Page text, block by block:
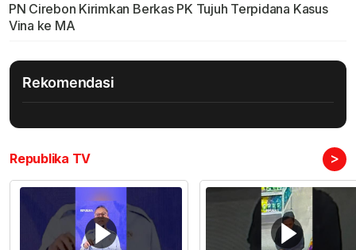
PN Cirebon Kirimkan Berkas PK Tujuh Terpidana Kasus
Vina ke MA
Rekomendasi
Republika TV >